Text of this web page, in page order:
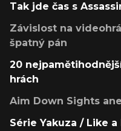
Tak jde čas s
Závislost na
špatný pán
20
hrách
Aim Down Sights
Série Yakuza / Like